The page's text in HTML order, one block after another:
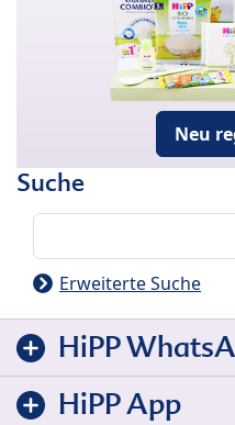
Neu
Suche
Erweiterte Suche
HiPP
HiPP App